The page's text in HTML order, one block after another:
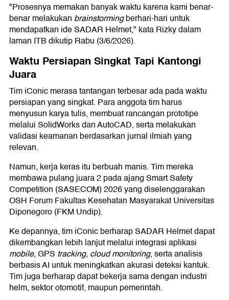
"Prosesnya memakan banyak waktu karena kami benar-
benar melakukan brainstormingberhari-hari untuk
mendapatkan ide SADAR Helmet," kata Rizky dalam
laman ITB dikutip Rabu (3/6/2026).
Waktu Persiapan Singkat Tapi Kantongi
Juara
Tim iConic merasa tantangan terbesar ada pada waktu
persiapan yang singkat. Para anggota tim harus
menyusun karya tulis, membuat rancangan prototipe
melalui SolidWorks dan AutoCAD, serta melakukan
validasi keamanan berdasarkan jurnal ilmiah yang
relevan.
Namun, kerja keras itu berbuah manis. Tim mereka
membawa pulang juara 2 pada ajang Smart Safety
Competition (SASECOM) 2026 yang diselenggarakan
OSH Forum Fakultas Kesehatan Masyarakat Universitas
Diponegoro (FKM Undip).
Ke depannya, tim iConic berharap SADAR Helmet dapat
dikembangkan lebih lanjut melalui integrasi aplikasi
mobile,GPS tracking,cloud monitoring, serta analisis
berbasis AI untuk meningkatkan akurasi deteksi kantuk.
Tim juga berharap dapat bekerja sama dengan industri
helm, sektor otomotif, maupun pemerintah.